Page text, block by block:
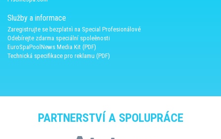
Služby a informace
Zaregistrujte se bezplatnì na Special Profesionálové
Odebírejte zdarma speciální spoleènosti
EuroSpaPoolNews Media Kit (PDF)
Technická specifikace pro reklamu (PDF)
PARTNERSTVÍ A SPOLUPRÁCE